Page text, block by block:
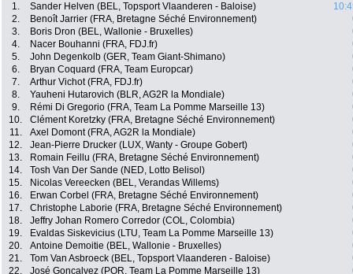
1. Sander Helven (BEL, Topsport Vlaanderen - Baloise)
2.
Benoît Jarrier (FRA, Bretagne Séché Environnement)
3.
Boris Dron (BEL, Wallonie - Bruxelles)
4.
Nacer Bouhanni (FRA, FDJ.fr)
5.
John Degenkolb (GER, Team Giant-Shimano)
6.
Bryan Coquard (FRA, Team Europcar)
7.
Arthur Vichot (FRA, FDJ.fr)
8.
Yauheni Hutarovich (BLR, AG2R la Mondiale)
9.
Rémi Di Gregorio (FRA, Team La Pomme Marseille 13)
10.
Clément Koretzky (FRA, Bretagne Séché Environnement)
11.
Axel Domont (FRA, AG2R la Mondiale)
12.
Jean-Pierre Drucker (LUX, Wanty - Groupe Gobert)
13.
Romain Feillu (FRA, Bretagne Séché Environnement)
14.
Tosh Van Der Sande (NED, Lotto Belisol)
15.
Nicolas Vereecken (BEL, Verandas Willems)
16.
Erwan Corbel (FRA, Bretagne Séché Environnement)
17.
Christophe Laborie (FRA, Bretagne Séché Environnement)
18.
Jeffry Johan Romero Corredor (COL, Colombia)
19.
Evaldas Siskevicius (LTU, Team La Pomme Marseille 13)
20.
Antoine Demoitie (BEL, Wallonie - Bruxelles)
21.
Tom Van Asbroeck (BEL, Topsport Vlaanderen - Baloise)
22.
José Goncalvez (POR, Team La Pomme Marseille 13)